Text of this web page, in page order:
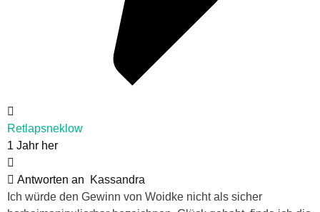
Retlapsneklow
1 Jahr her
Antworten an
Kassandra
Ich würde den Gewinn von Woidke nicht als sicher